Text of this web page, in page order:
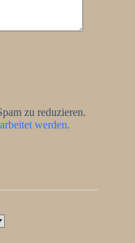
zu reduzieren.
werden.